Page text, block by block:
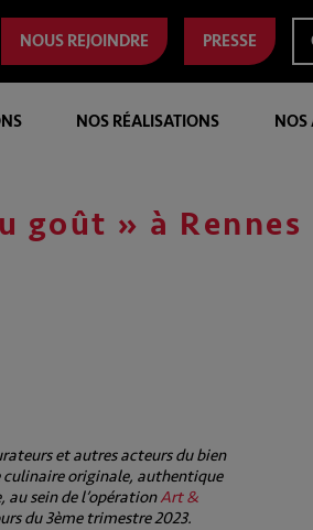
NOUS REJOINDRE PRESSE
NOS RÉALISATIONS NOS
goût » à Rennes
et autres acteurs du bien
culinaire originale, authentique
sein de l’opérationArt &
du 3ème trimestre 2023.